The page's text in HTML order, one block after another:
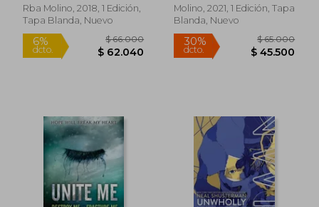
Rba Molino, 2018, 1 Edición,
Tapa Blanda, Nuevo
Molino, 2021, 1 Edición, Tapa
Blanda, Nuevo